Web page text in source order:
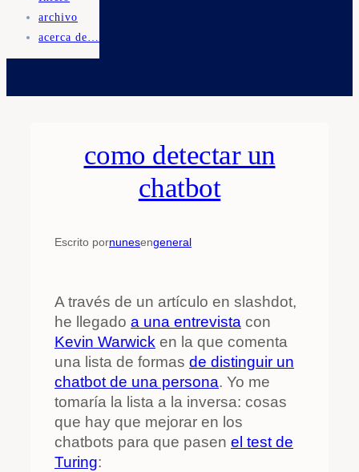
archivo
acerca de…
como detectar un
chatbot
Escrito pornunesengeneral
A través de un artículo en slashdot,
he llegado a una entrevista con
Kevin Warwick en la que comenta
una lista de formas de distinguir un
chatbot de una persona. Yo me
tomaría la lista a la inversa: cosas
que hay que mejorar en los
chatbots para que pasen el test de
Turing: